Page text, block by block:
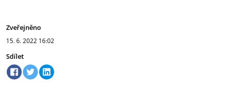
Zveřejněno
15. 6. 2022 16:02
Sdílet